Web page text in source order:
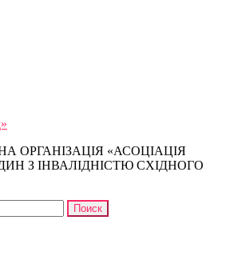
ОРГАНІЗАЦІЯ «АСОЦІАЦІЯ
З ІНВАЛІДНІСТЮ СХІДНОГО